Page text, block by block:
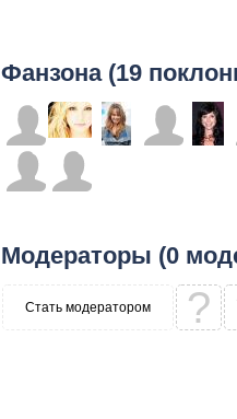
Фанзона (19
Модераторы (0
Стать модератором ?